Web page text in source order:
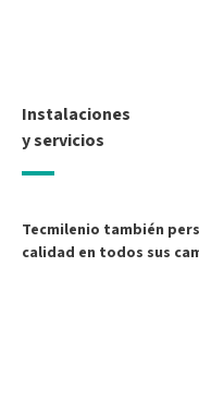
Instalaciones
y servicios
Tecmilenio también
calidad en todos sus